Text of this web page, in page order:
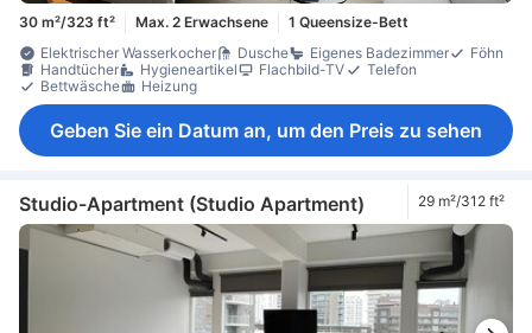
30 m²/323 ft² Max. 2 Erwachsene
1 Queensize-Bett
Elektrischer Wasserkocher
Dusche Eigenes Badezimmer
Föhn
Handtücher
Hygieneartikel Flachbild-TV
Telefon
Bettwäsche
Heizung
Geben Sie ein Datum an, um den Preis zu sehen
Studio-Apartment (Studio Apartment) 29 m²/312 ft²